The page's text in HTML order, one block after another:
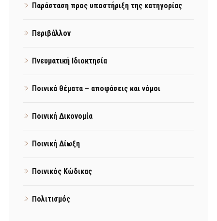
Παράσταση προς υποστήριξη της κατηγορίας
Περιβάλλον
Πνευματική Ιδιοκτησία
Ποινικά θέματα – αποφάσεις και νόμοι
Ποινική Δικονομία
Ποινική Δίωξη
Ποινικός Κώδικας
Πολιτισμός